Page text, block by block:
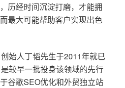
历经时间沉淀打磨，才能拥
最大可能帮助客户实现出色
始人丁韬先生于2011年就已
较早一批投身该领域的先行
谷歌SEO优化和外贸独立站